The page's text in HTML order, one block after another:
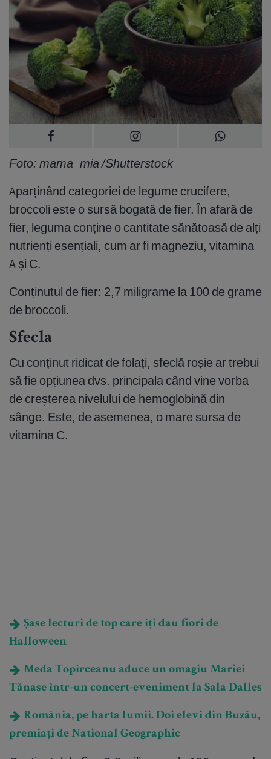
Foto: mama_mia /Shutterstock
Aparținând categoriei de legume crucifere,
broccoli este o sursă bogată de fier. În afară de
fier, leguma conține o cantitate sănătoasă de alți
nutrienți esențiali, cum ar fi magneziu, vitamina
A și C.
Conținutul de fier: 2,7 miligrame la 100 de grame
de broccoli.
Sfecla
Cu conținut ridicat de folați, sfeclă roșie ar trebui
să fie opțiunea dvs. principala când vine vorba
de creșterea nivelului de hemoglobină din
sânge. Este, de asemenea, o mare sursa de
vitamina C.
Șase lecturi de top care îți dau fiori de
Halloween
Meda Topîrceanu aduce un omagiu Mariei
Tănase într-un concert-eveniment la Sala Dalles
România, pe harta lumii. Doi elevi din Buzău,
premiați de National Geographic